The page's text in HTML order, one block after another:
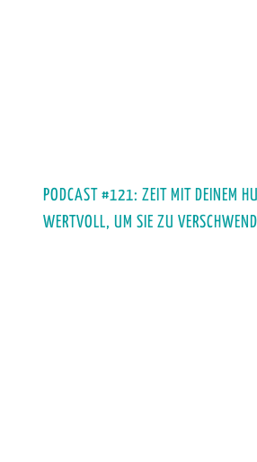
PODCAST #121: ZEIT MIT DEINEM
WERTVOLL, UM SIE ZU